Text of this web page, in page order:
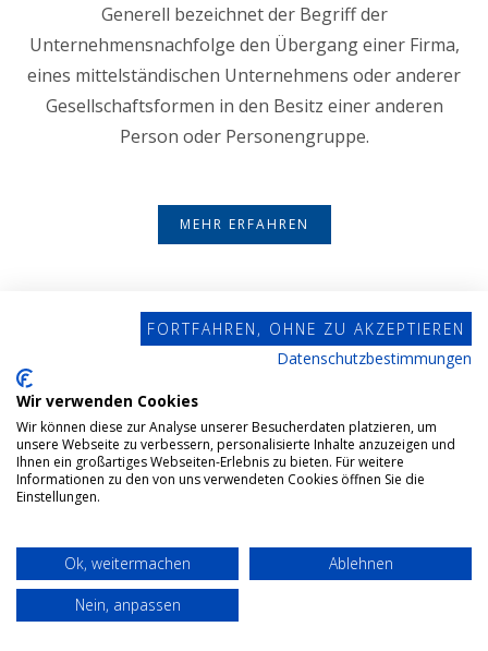
Generell bezeichnet der Begriff der
Unternehmensnachfolge den Übergang einer Firma,
eines mittelständischen Unternehmens oder anderer
Gesellschaftsformen in den Besitz einer anderen
Person oder Personengruppe.
MEHR ERFAHREN
FORTFAHREN, OHNE ZU AKZEPTIEREN
Datenschutzbestimmungen
Wir verwenden Cookies
Wir können diese zur Analyse unserer Besucherdaten platzieren, um
unsere Webseite zu verbessern, personalisierte Inhalte anzuzeigen und
Ihnen ein großartiges Webseiten-Erlebnis zu bieten. Für weitere
Informationen zu den von uns verwendeten Cookies öffnen Sie die
Einstellungen.
Ok, weitermachen
Ablehnen
Nein, anpassen